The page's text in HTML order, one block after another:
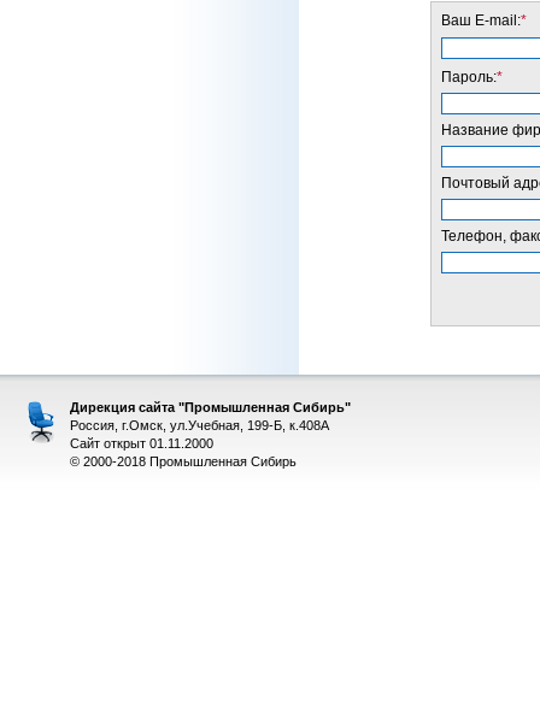
Ваш E-mail:*
Пароль:*
Название
Почтовый
Телефон,
Дирекция сайта "Промышленная Сибирь"
Россия, г.Омск, ул.Учебная, 199-Б, к.408А
Сайт открыт 01.11.2000
© 2000-2018 Промышленная Сибирь